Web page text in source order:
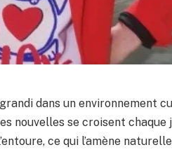
dans un environnement
nouvelles se croisent chaque
ce qui l’amène